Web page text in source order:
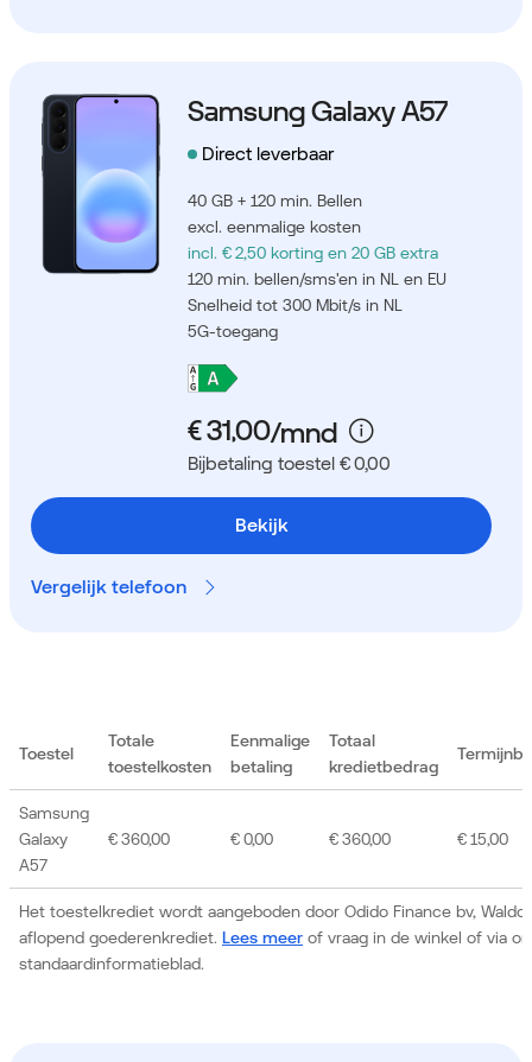
Samsung Galaxy A57
Direct leverbaar
40 GB + 120 min. Bellen
excl. eenmalige kosten
incl. € 2,50 korting en 20 GB extra
120 min. bellen/sms'en in NL en EU
Snelheid tot 300 Mbit/s in NL
5G-toegang
Bijbetaling toestel € 0,00
Bekijk
Vergelijk telefoon
Toestel
Totale
toestelkosten
Eenmalige
betaling
Totaal
kredietbedrag
Het toestelkrediet wordt aangeboden door Odido Finance bv,
aflopend goederenkrediet. Lees meer of vraag in de winkel of via
standaardinformatieblad.
Samsung
Galaxy
A57
€ 360,00 € 0,00 € 360,00 € 15,00